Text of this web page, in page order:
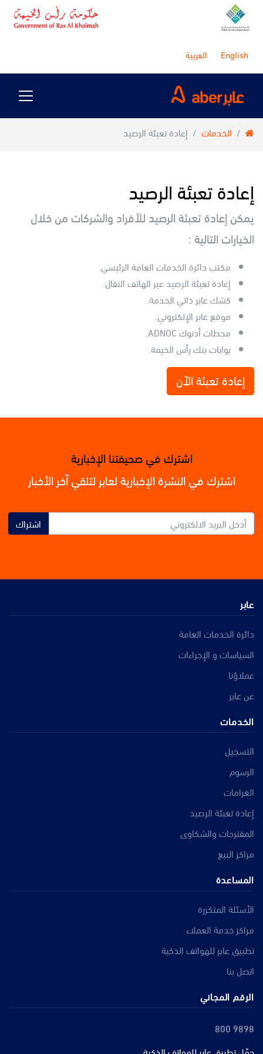
English العربية
/ الخدمات / إعادة تعبئة الرصيد
إعادة تعبئة الرصيد
يمكن إعادة تعبئة الرصيد للأفراد والشركات من خلال
الخيارات التالية :
مكتب دائرة الخدمات العامة الرئيسي.
إعادة تعبئة الرصيد عبر الهاتف النقال.
كشك عابر ذاتي الخدمة.
موقع عابر الإلكتروني.
محطات أدنوك ADNOC.
بوابات بنك رأس الخيمة.
إعادة تعبئة الآن
اشترك في صحيفتنا الإخبارية
اشترك في النشرة الإخبارية لعابر لتلقي آخر الأخبار
عابر
دائرة الخدمات العامة
السياسات و الإجراءات
عملاؤنا
عن عابر
الخدمات
التسجيل
الرسوم
الغرامات
إعادة تعبئة الرصيد
المقترحات والشكاوى
مراكز البيع
المساعدة
الأسئلة المتكررة
مراكز خدمة العملاء
تطبيق عابر للهواتف الذكية
اتصل بنا
الرقم المجاني
800 9898